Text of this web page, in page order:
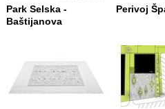
Park Selska -
Baštijanova
Perivoj